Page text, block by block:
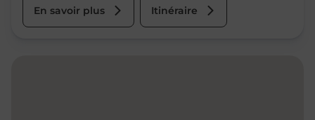
En savoir plus Itinéraire